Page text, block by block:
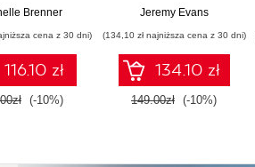
career
Brenner
cena z 30 dni)
116.10 zł
(-10%)
scalable,
performant software -
Second Edition
Jeremy Evans
(134,10 zł najniższa cena z 30 dni)
134.10 zł
149.00zł (-10%)